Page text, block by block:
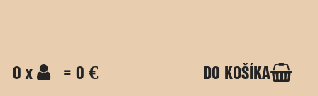
0 x = 0 € DO KOŠÍKA